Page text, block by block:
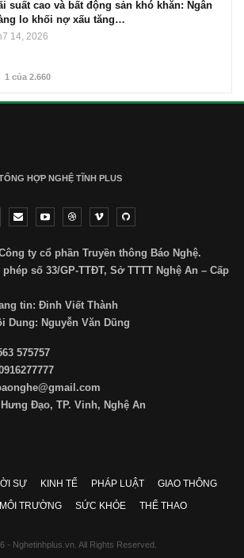
suất cao và bất động sản khó khăn: Ngân
lo khối nợ xấu tăng…
14, 2026
1 của 2.660
HỢP NGHỆ TĨNH PLUS
ty cổ phần Truyền thông Báo Nghệ.
số 33/GP-TTĐT, Sở TTTT Nghệ An – Cấp
tin: Đinh Viết Thành
Dung: Nguyễn Văn Dũng
575757
Đạo, TP. Vinh, Nghệ An
SỰ KINH TẾ PHÁP LUẬT
GIAO THÔNG
MÔI TRƯỜNG SỨC KHỎE THỂ THAO
- Nghetinhplus.vn. All Rights Reserved.